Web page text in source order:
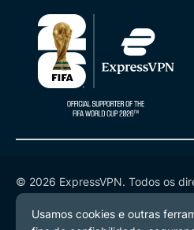
© 2026 ExpressVPN. Todos os
Política de Privacidade
Termos de Serviço